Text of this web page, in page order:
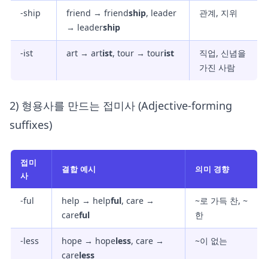
-ship friend → friendship, leader
→ leadership
관계, 지위
-ist art → artist, tour → tourist
직업, 신념을
가진 사람
2) 형용사를 만드는 접미사 (Adjective-forming
suffixes)
접미
사
결합 예시 의미 경향
-ful help → helpful, care →
careful
~로 가득 찬, ~
한
-less hope → hopeless, care →
careless
~이 없는